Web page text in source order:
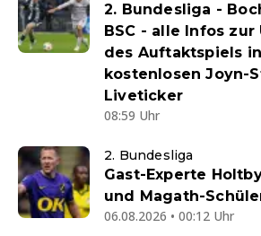
2. Bundesliga -
BSC - alle Infos
des Auftaktspiels
kostenlosen Joyn-
Liveticker
08:59 Uhr
2. Bundesliga
Gast-Experte
und Magath-
06.08.2026 • 00:12 Uhr